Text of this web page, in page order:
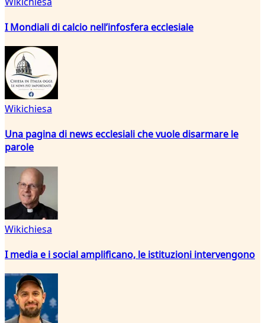
I Mondiali di calcio nell’infosfera ecclesiale
Wikichiesa
Una pagina di news ecclesiali che vuole disarmare le
parole
Wikichiesa
I media e i social amplificano, le istituzioni intervengono